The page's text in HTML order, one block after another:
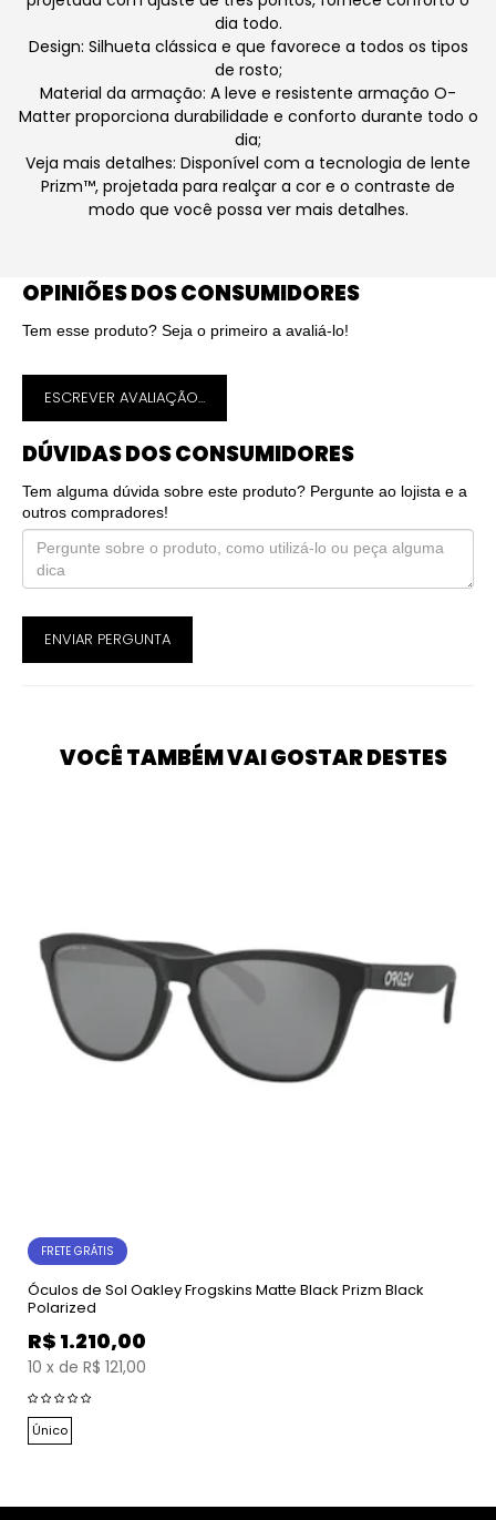
dia todo.
Design: Silhueta clássica e que favorece a todos os tipos
de rosto;
Material da armação: A leve e resistente armação O-
Matter proporciona durabilidade e conforto durante todo o
dia;
Veja mais detalhes: Disponível com a tecnologia de lente
Prizm™, projetada para realçar a cor e o contraste de
modo que você possa ver mais detalhes.
OPINIÕES DOS CONSUMIDORES
Tem esse produto? Seja o primeiro a avaliá-lo!
ESCREVER AVALIAÇÃO...
DÚVIDAS DOS CONSUMIDORES
Tem alguma dúvida sobre este produto? Pergunte ao lojista e a
outros compradores!
ENVIAR PERGUNTA
VOCÊ TAMBÉM VAI GOSTAR DESTES
FRETE GRÁTIS
Óculos de Sol Oakley Frogskins Matte Black Prizm Black
Polarized
R$ 1.210,00
10 x de R$ 121,00
Único